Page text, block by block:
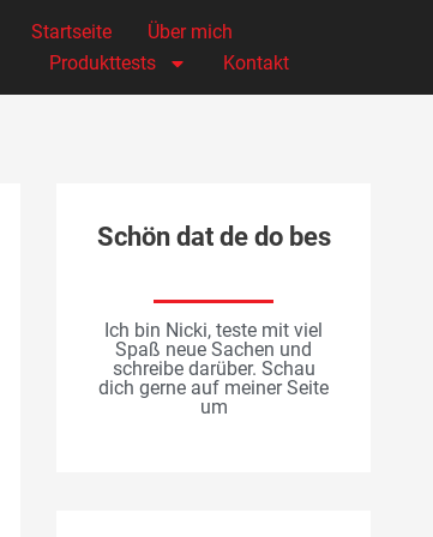
Startseite
Über mich
Produkttests
Kontakt
Schön dat de do bes
Ich bin Nicki, teste mit viel
Spaß neue Sachen und
schreibe darüber. Schau
dich gerne auf meiner Seite
um